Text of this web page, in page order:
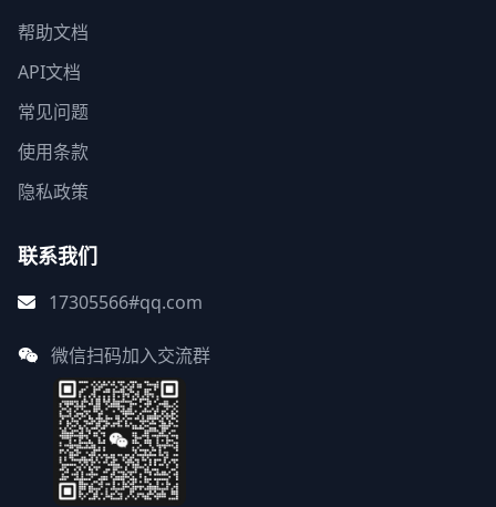
帮助文档
API文档
常见问题
使用条款
隐私政策
联系我们
17305566#qq.com
微信扫码加入交流群